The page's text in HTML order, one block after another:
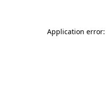
Application